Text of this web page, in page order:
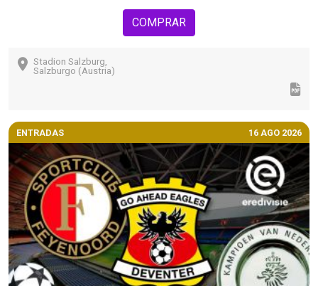
COMPRAR
Stadion Salzburg,
Salzburgo (Austria)
ENTRADAS 16 AGO 2026